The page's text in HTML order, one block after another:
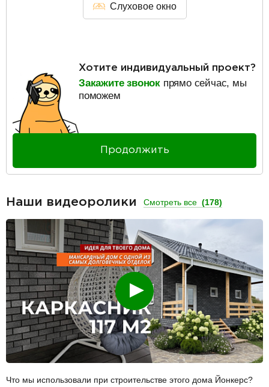
Слуховое окно
Хотите индивидуальный проект?
Закажите звонок прямо сейчас, мы
поможем
Продолжить
Наши видеоролики Смотреть все (178)
Смотреть
Что мы использовали при строительстве этого дома Йонкерс?